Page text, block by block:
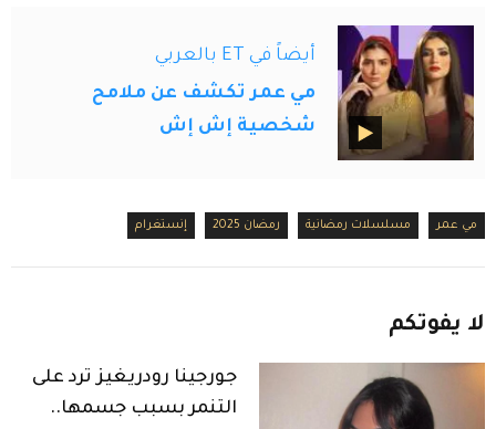
أيضاً في ET بالعربي
مي عمر تكشف عن ملامح
شخصية إش إش
مي عمر مسلسلات رمضانية رمضان 2025 إنستغرام
لا يفوتكم
جورجينا رودريغيز ترد على
التنمر بسبب جسمها..